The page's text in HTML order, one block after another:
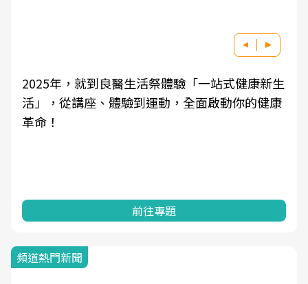
2025年，就到良醫生活祭體驗「一站式健康新生
活」，從講座、體驗到運動，全面啟動你的健康
革命！
前往專題
頻道熱門新聞